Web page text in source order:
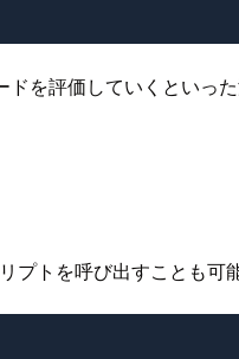
を評価していくとい
トを呼び出すことも可能